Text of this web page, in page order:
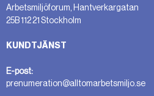
Arbetsmiljöforum, Hantverkargatan
25B 112 21 Stockholm
KUNDTJÄNST
E-post:
prenumeration@alltomarbetsmiljo.se